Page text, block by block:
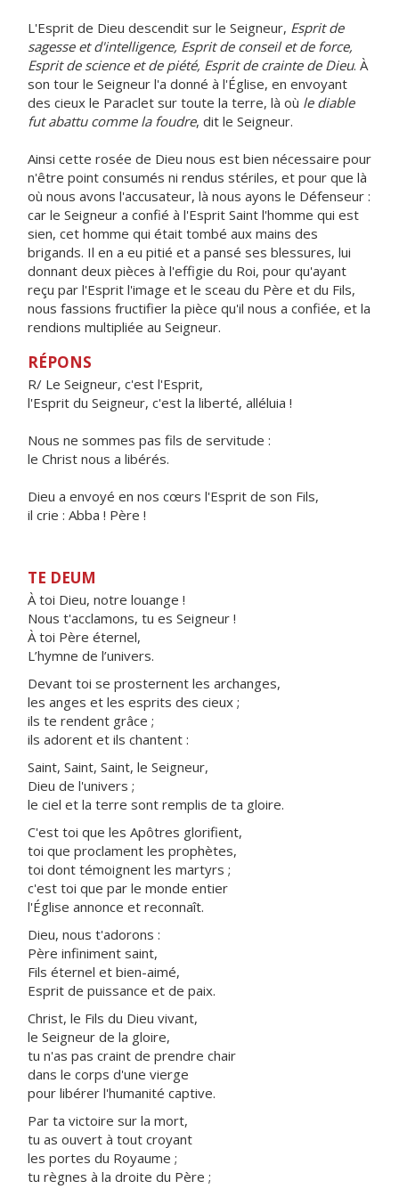
L'Esprit de Dieu descendit sur le Seigneur, Esprit de
sagesse et d'intelligence, Esprit de conseil et de force,
Esprit de science et de piété, Esprit de crainte de Dieu. À
son tour le Seigneur l'a donné à l'Église, en envoyant
des cieux le Paraclet sur toute la terre, là où le diable
fut abattu comme la foudre, dit le Seigneur.
Ainsi cette rosée de Dieu nous est bien nécessaire pour
n'être point consumés ni rendus stériles, et pour que là
où nous avons l'accusateur, là nous ayons le Défenseur :
car le Seigneur a confié à l'Esprit Saint l'homme qui est
sien, cet homme qui était tombé aux mains des
brigands. Il en a eu pitié et a pansé ses blessures, lui
donnant deux pièces à l'effigie du Roi, pour qu'ayant
reçu par l'Esprit l'image et le sceau du Père et du Fils,
nous fassions fructifier la pièce qu'il nous a confiée, et la
rendions multipliée au Seigneur.
RÉPONS
R/ Le Seigneur, c'est l'Esprit,
l'Esprit du Seigneur, c'est la liberté, alléluia !
Nous ne sommes pas fils de servitude :
le Christ nous a libérés.
Dieu a envoyé en nos cœurs l'Esprit de son Fils,
il crie : Abba ! Père !
TE DEUM
À toi Dieu, notre louange !
Nous t'acclamons, tu es Seigneur !
À toi Père éternel,
L’hymne de l’univers.
Devant toi se prosternent les archanges,
les anges et les esprits des cieux ;
ils te rendent grâce ;
ils adorent et ils chantent :
Saint, Saint, Saint, le Seigneur,
Dieu de l'univers ;
le ciel et la terre sont remplis de ta gloire.
C'est toi que les Apôtres glorifient,
toi que proclament les prophètes,
toi dont témoignent les martyrs ;
c'est toi que par le monde entier
l'Église annonce et reconnaît.
Dieu, nous t'adorons :
Père infiniment saint,
Fils éternel et bien-aimé,
Esprit de puissance et de paix.
Christ, le Fils du Dieu vivant,
le Seigneur de la gloire,
tu n'as pas craint de prendre chair
dans le corps d'une vierge
pour libérer l'humanité captive.
Par ta victoire sur la mort,
tu as ouvert à tout croyant
les portes du Royaume ;
tu règnes à la droite du Père ;